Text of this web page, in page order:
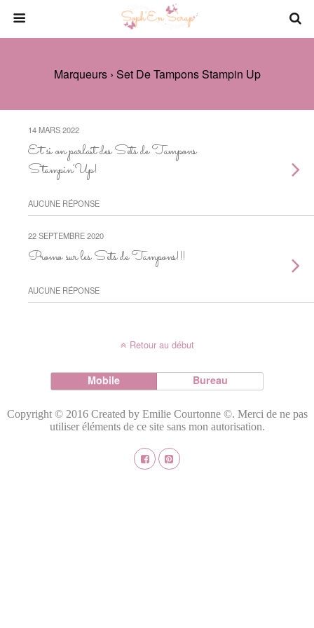
Marqueurs › Set De Tampons Stampin Up
14 MARS 2022
Et si on parlait des Sets de Tampons
Stampin’Up!
AUCUNE RÉPONSE
22 SEPTEMBRE 2020
Promo sur les Sets de Tampons!!!
AUCUNE RÉPONSE
Retour au début
Mobile Bureau
Copyright © 2016 Created by Emilie Courtonne ©. Merci de ne pas
utiliser éléments de ce site sans mon autorisation.